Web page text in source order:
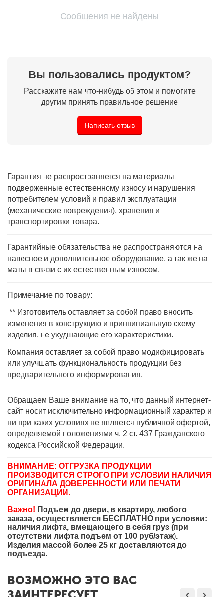
Сообщения не найдены
Вы пользовались продуктом?
Расскажите нам что-нибудь об этом и помогите
другим принять правильное решение
Написать отзыв
Гарантия не распространяется на материалы,
подверженные естественному износу и нарушения
потребителем условий и правил эксплуатации
(механические повреждения), хранения и
транспортировки товара.
Гарантийные обязательства не распространяются на
навесное и дополнительное оборудование, а так же на
маты в связи с их естественным износом.
Примечание по товару:
** Изготовитель оставляет за собой право вносить
изменения в конструкцию и принципиальную схему
изделия, не ухудшающие его характеристики.
Компания оставляет за собой право модифицировать
или улучшать функциональность продукции без
предварительного информирования.
Обращаем Ваше внимание на то, что данный интернет-
сайт носит исключительно информационный характер и
ни при каких условиях не является публичной офертой,
определяемой положениями ч. 2 ст. 437 Гражданского
кодекса Российской Федерации.
ВНИМАНИЕ: ОТГРУЗКА ПРОДУКЦИИ
ПРОИЗВОДИТСЯ СТРОГО ПРИ УСЛОВИИ НАЛИЧИЯ
ОРИГИНАЛА ДОВЕРЕННОСТИ ИЛИ ПЕЧАТИ
ОРГАНИЗАЦИИ.
Важно! Подъем до двери, в квартиру, любого
заказа, осуществляется БЕСПЛАТНО при условии:
наличия лифта, вмещающего в себя груз (при
отсутствии лифта подъем от 100 руб/этаж).
Изделия массой более 25 кг доставляются до
подъезда.
ВОЗМОЖНО ЭТО ВАС